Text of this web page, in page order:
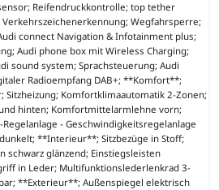
Reifendruckkontrolle; top tether
Wegfahrsperre;
connect Navigation & Infotainment plus;
Audi phone box mit Wireless Charging;
sound system; Sprachsteuerung; Audi
Radioempfang DAB+; **Komfort**;
Komfortklimaautomatik 2-Zonen;
hinten; Komfortmittelarmlehne vorn;
- Geschwindigkeitsregelanlage
**Interieur**; Sitzbezüge in Stoff;
schwarz glänzend; Einstiegsleisten
in Leder; Multifunktionslederlenkrad 3-
**Exterieur**; Außenspiegel elektrisch